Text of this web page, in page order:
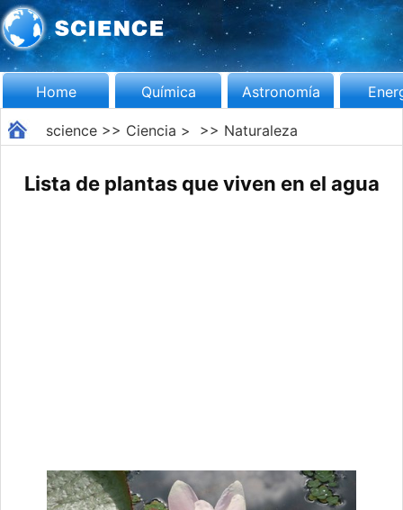
Home Química Astronomía
science>> Ciencia > >> Naturaleza
Lista de plantas que viven en el agua